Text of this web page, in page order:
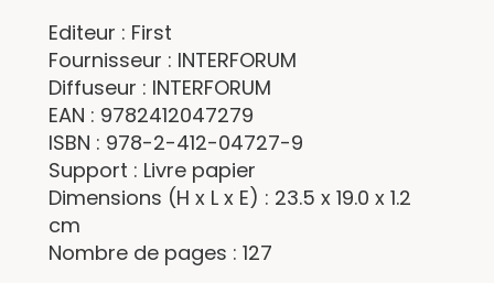
Editeur : First
Fournisseur : INTERFORUM
Diffuseur : INTERFORUM
EAN : 9782412047279
ISBN : 978-2-412-04727-9
Support : Livre papier
Dimensions (H x L x E) : 23.5 x 19.0 x 1.2
cm
Nombre de pages : 127